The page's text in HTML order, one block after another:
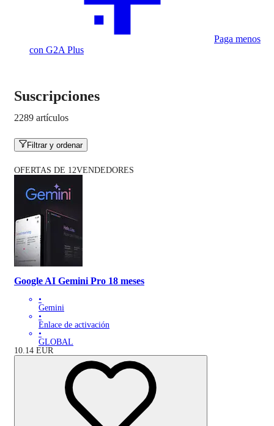
Paga menos
con G2A Plus
Suscripciones
2289 artículos
Filtrar y ordenar
OFERTAS DE 12VENDEDORES
Google AI Gemini Pro 18 meses
•
Gemini
•
Enlace de activación
•
GLOBAL
10.14 EUR